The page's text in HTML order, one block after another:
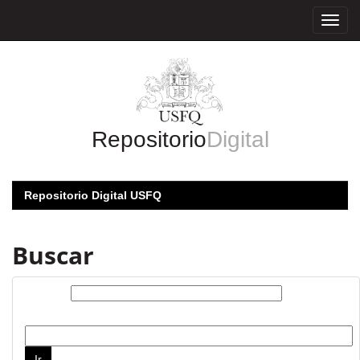
RepositorioDigital
Repositorio Digital USFQ
Buscar